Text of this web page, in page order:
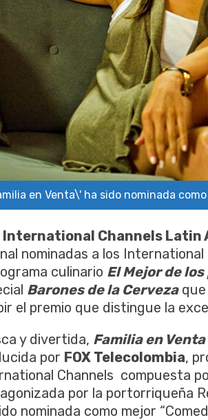
en Venta\' ha sido nominada
International Channels Latin
nominadas a los International
culinario El Mejor de
Barones de la Cervezaque
el premio que distingue la
y divertida, Familia en Venta
por FOX Telecolombia,
Channels compuesta
por la portorriqueña
nominada como mejor